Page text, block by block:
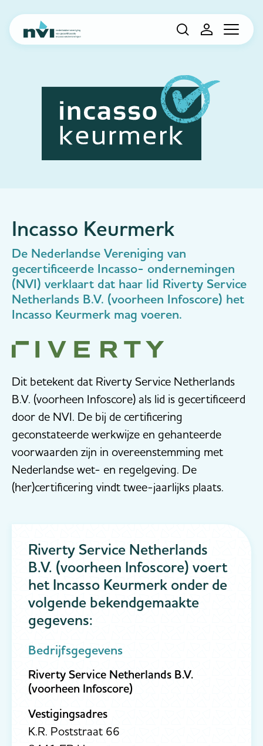
Navigation
Incasso Keurmerk
De Nederlandse Vereniging van
gecertificeerde Incasso- ondernemingen
(NVI) verklaart dat haar lid Riverty Service
Netherlands B.V. (voorheen Infoscore) het
Incasso Keurmerk mag voeren.
Dit betekent dat Riverty Service Netherlands
B.V. (voorheen Infoscore) als lid is gecertificeerd
door de NVI. De bij de certificering
geconstateerde werkwijze en gehanteerde
voorwaarden zijn in overeenstemming met
Nederlandse wet- en regelgeving. De
(her)certificering vindt twee-jaarlijks plaats.
Riverty Service Netherlands
B.V. (voorheen Infoscore) voert
het Incasso Keurmerk onder de
volgende bekendgemaakte
gegevens:
Bedrijfsgegevens
Riverty Service Netherlands B.V.
(voorheen Infoscore)
Vestigingsadres
K.R. Poststraat 66